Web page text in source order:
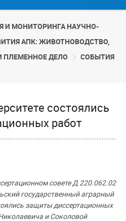
И МОНИТОРИНГА НАУЧНО-
АПК: ЖИВОТНОВОДСТВО,
ПЛЕМЕННОЕ ДЕЛО
СОБЫТИЯ
состоялись
работ
совете Д 220.062.02
государственный аграрный
защиты диссертационных
и Соколовой